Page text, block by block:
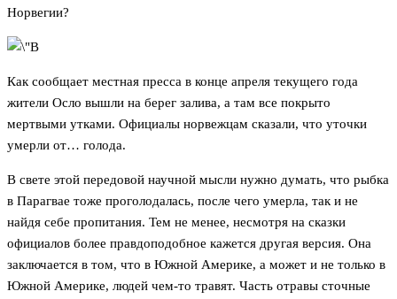
Норвегии?
Как сообщает местная пресса в конце апреля текущего года
жители Осло вышли на берег залива, а там все покрыто
мертвыми утками. Официалы норвежцам сказали, что уточки
умерли от… голода.
В свете этой передовой научной мысли нужно думать, что рыбка
в Парагвае тоже проголодалась, после чего умерла, так и не
найдя себе пропитания. Тем не менее, несмотря на сказки
официалов более правдоподобное кажется другая версия. Она
заключается в том, что в Южной Америке, а может и не только в
Южной Америке, людей чем-то травят. Часть отравы сточные